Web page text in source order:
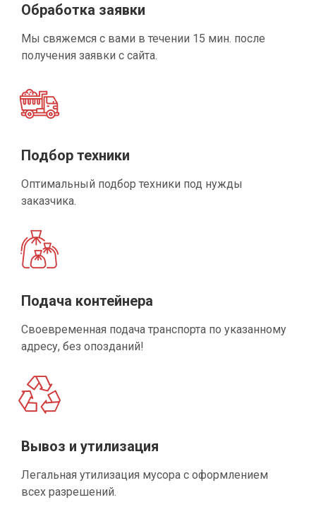
Обработка заявки
Мы свяжемся с вами в течении 15 мин. после
получения заявки с сайта.
Подбор техники
Оптимальный подбор техники под нужды
заказчика.
Подача контейнера
Своевременная подача транспорта по указанному
адресу, без опозданий!
Вывоз и утилизация
Легальная утилизация мусора с оформлением
всех разрешений.